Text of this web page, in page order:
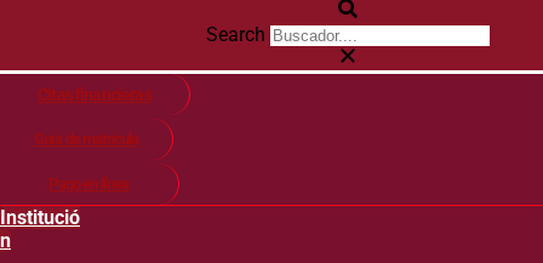
Search
Citas financieras
Guía de matricula
Pago en línea
Institució
n